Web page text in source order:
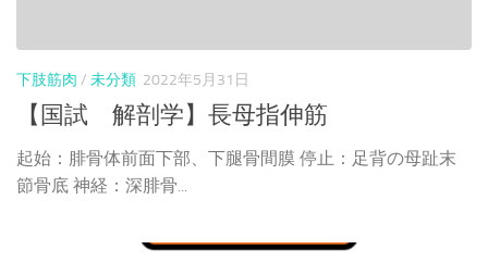
下肢筋肉 / 未分類 2022年5月31日
【国試 解剖学】長母指伸筋
起始：腓骨体前面下部、下腿骨間膜 停止：足背の母趾末
節骨底 神経：深腓骨...